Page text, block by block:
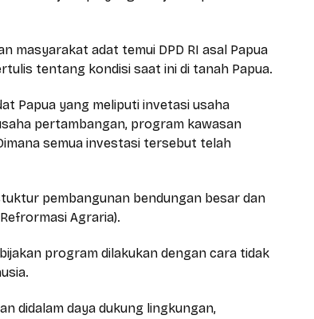
masyarakat adat temui DPD RI asal Papua
tentang kondisi saat ini di tanah Papua.
Papua yang meliputi invetasi usaha
pertambangan, program kawasan
semua investasi tersebut telah
pembangunan bendungan besar dan
Agraria).
program dilakukan dengan cara tidak
didalam daya dukung lingkungan,